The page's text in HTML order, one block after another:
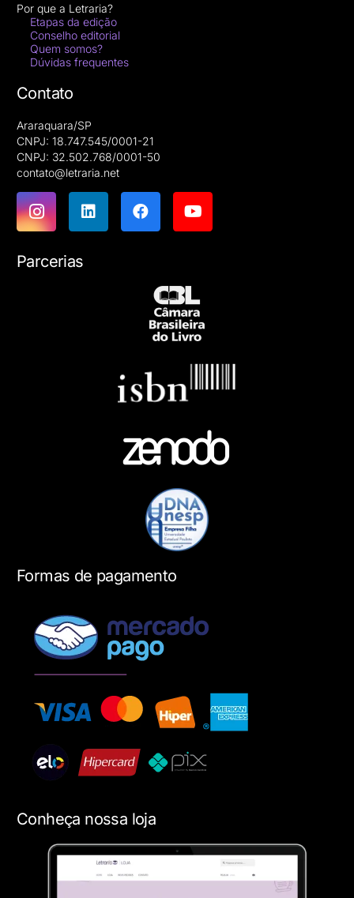
Por que a Letraria?
Etapas da edição
Conselho editorial
Quem somos?
Dúvidas frequentes
Contato
Araraquara/SP
CNPJ: 18.747.545/0001-21
CNPJ: 32.502.768/0001-50
contato@letraria.net
Parcerias
Formas de pagamento
Conheça nossa loja